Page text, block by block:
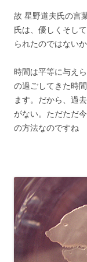
故 星野道夫氏の言
氏は、優しくそし
られたのではない
時間は平等に与え
の過ごしてきた時
ます。だから、過
がない。ただただ
の方法なのですね